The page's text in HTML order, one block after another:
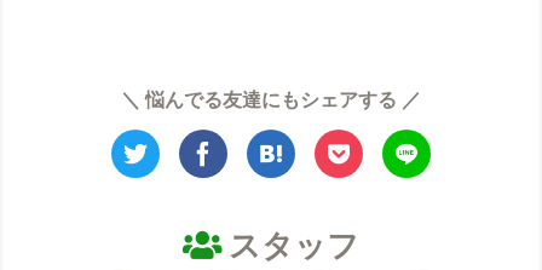
＼ 悩んでる友達にもシェアする ／
スタッフ